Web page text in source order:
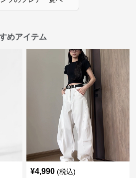
めアイテム
¥4,990 (税込)